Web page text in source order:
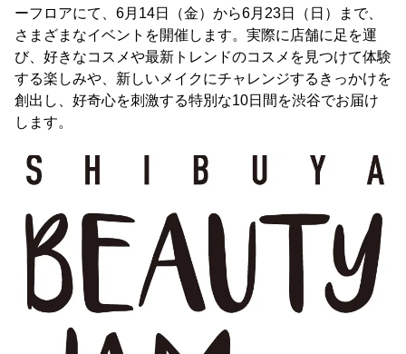
ーフロアにて、6月14日（金）から6月23日（日）まで、
さまざまなイベントを開催します。実際に店舗に足を運
び、好きなコスメや最新トレンドのコスメを見つけて体験
する楽しみや、新しいメイクにチャレンジするきっかけを
創出し、好奇心を刺激する特別な10日間を渋谷でお届け
します。